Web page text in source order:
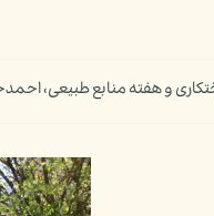
و هفته منابع طبیعی،